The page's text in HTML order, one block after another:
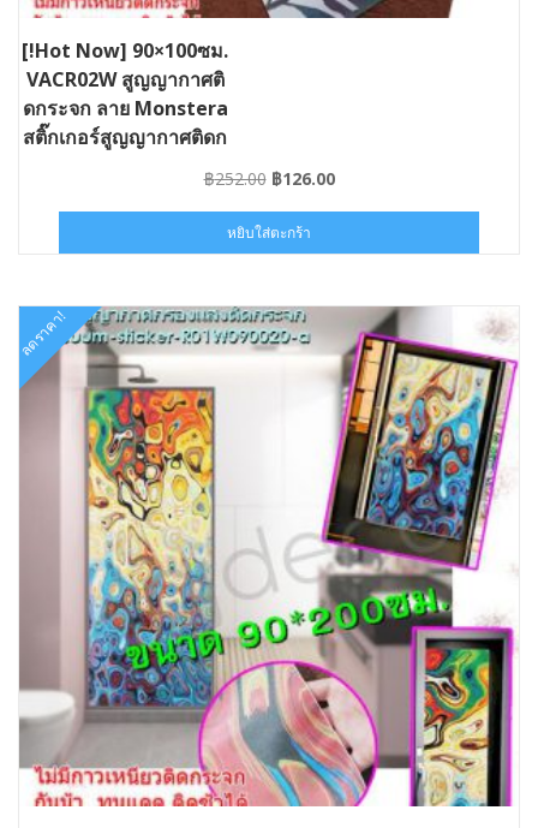
[!Hot Now] 90×100ซม.
VACR02W สูญญากาศติ
ดกระจก ลาย Monstera
สติ๊กเกอร์สูญญากาศติดก
ระจกกรองแสง #ST-฿252.00 Original
was:
฿252.00.
฿126.00Current
฿126.00.
หยิบใส่ตะกร้า
ลดราคา!